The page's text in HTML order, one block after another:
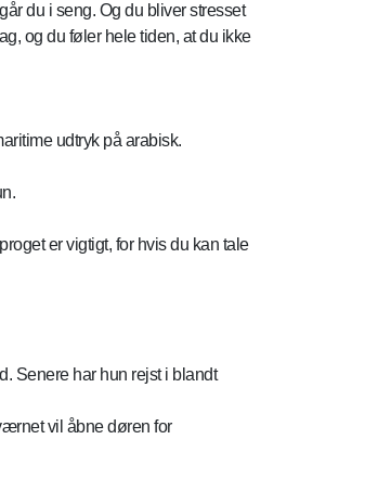
du i seng. Og du bliver stresset
og du føler hele tiden, at du ikke
udtryk på arabisk.
er vigtigt, for hvis du kan tale
Senere har hun rejst i blandt
vil åbne døren for